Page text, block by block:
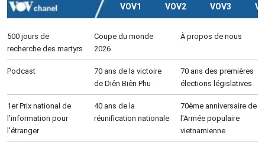
VOV1 VOV2 VOV3
500 jours de
recherche des martyrs
Coupe du monde
2026
À propos de nous
Podcast
70 ans de la victoire
de Diên Biên Phu
70 ans des premières
élections législatives
1er Prix national de
l’information pour
l'étranger
40 ans de la
réunification nationale
70ème anniversaire de
l'Armée populaire
vietnamienne